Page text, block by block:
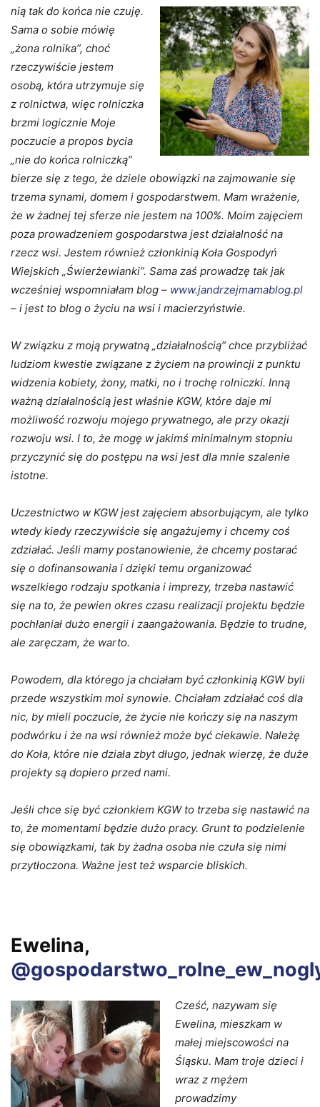
nią tak do końca nie czuję.
Sama o sobie mówię
„żona rolnika”, choć
rzeczywiście jestem
osobą, która utrzymuje się
z rolnictwa, więc rolniczka
brzmi logicznie Moje
poczucie a propos bycia
„nie do końca rolniczką”
bierze się z tego, że dziele obowiązki na zajmowanie się
trzema synami, domem i gospodarstwem. Mam wrażenie,
że w żadnej tej sferze nie jestem na 100%. Moim zajęciem
poza prowadzeniem gospodarstwa jest działalność na
rzecz wsi. Jestem również członkinią Koła Gospodyń
Wiejskich „Świerżewianki”. Sama zaś prowadzę tak jak
wcześniej wspomniałam blog – www.jandrzejmamablog.pl
– i jest to blog o życiu na wsi i macierzyństwie.
W związku z moją prywatną „działalnością” chce przybliżać
ludziom kwestie związane z życiem na prowincji z punktu
widzenia kobiety, żony, matki, no i trochę rolniczki. Inną
ważną działalnością jest właśnie KGW, które daje mi
możliwość rozwoju mojego prywatnego, ale przy okazji
rozwoju wsi. I to, że mogę w jakimś minimalnym stopniu
przyczynić się do postępu na wsi jest dla mnie szalenie
istotne.
Uczestnictwo w KGW jest zajęciem absorbującym, ale tylko
wtedy kiedy rzeczywiście się angażujemy i chcemy coś
zdziałać. Jeśli mamy postanowienie, że chcemy postarać
się o dofinansowania i dzięki temu organizować
wszelkiego rodzaju spotkania i imprezy, trzeba nastawić
się na to, że pewien okres czasu realizacji projektu będzie
pochłaniał dużo energii i zaangażowania. Będzie to trudne,
ale zaręczam, że warto.
Powodem, dla którego ja chciałam być członkinią KGW byli
przede wszystkim moi synowie. Chciałam zdziałać coś dla
nic, by mieli poczucie, że życie nie kończy się na naszym
podwórku i że na wsi również może być ciekawie. Należę
do Koła, które nie działa zbyt długo, jednak wierzę, że duże
projekty są dopiero przed nami.
Jeśli chce się być członkiem KGW to trzeba się nastawić na
to, że momentami będzie dużo pracy. Grunt to podzielenie
się obowiązkami, tak by żadna osoba nie czuła się nimi
przytłoczona. Ważne jest też wsparcie bliskich.
Ewelina,
Cześć, nazywam się
Ewelina, mieszkam w
małej miejscowości na
Śląsku. Mam troje dzieci i
wraz z mężem
prowadzimy